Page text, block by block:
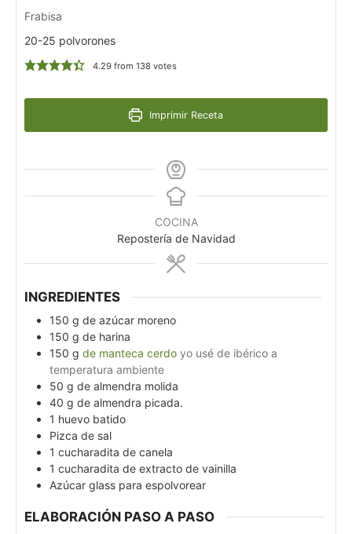
Frabisa
20-25 polvorones
4.29from 138 votes
Imprimir Receta
COCINA
Repostería de Navidad
INGREDIENTES
150 g de azúcar moreno
150 g de harina
150 g de manteca cerdo yo usé de ibérico a
temperatura ambiente
50 g de almendra molida
40 g de almendra picada.
1 huevo batido
Pizca de sal
1 cucharadita de canela
1 cucharadita de extracto de vainilla
Azúcar glass para espolvorear
ELABORACIÓN PASO A PASO